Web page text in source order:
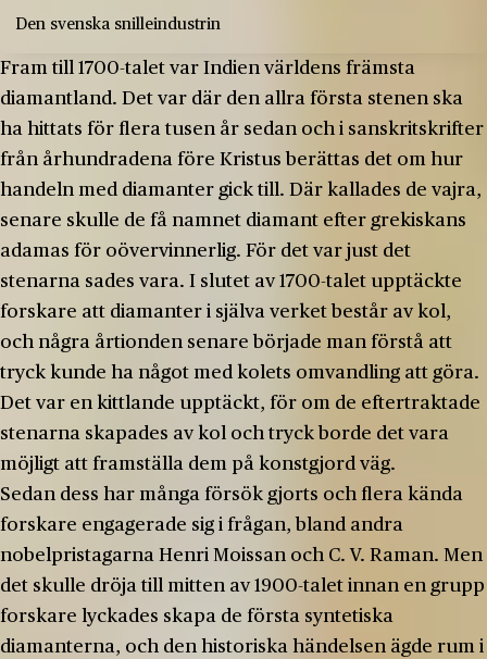
Den svenska snilleindustrin
Fram till 1700-talet var Indien världens främsta
diamantland. Det var där den allra första stenen ska
ha hittats för flera tusen år sedan och i sanskritskrifter
från århundradena före Kristus berättas det om hur
handeln med diamanter gick till. Där kallades de vajra,
senare skulle de få namnet diamant efter grekiskans
adamas för oövervinnerlig. För det var just det
stenarna sades vara. I slutet av 1700-talet upptäckte
forskare att diamanter i själva verket består av kol,
och några årtionden senare började man förstå att
tryck kunde ha något med kolets omvandling att göra.
Det var en kittlande upptäckt, för om de eftertraktade
stenarna skapades av kol och tryck borde det vara
möjligt att framställa dem på konstgjord väg.
Sedan dess har många försök gjorts och flera kända
forskare engagerade sig i frågan, bland andra
nobelpristagarna Henri Moissan och C. V. Raman. Men
det skulle dröja till mitten av 1900-talet innan en grupp
forskare lyckades skapa de första syntetiska
diamanterna, och den historiska händelsen ägde rum i